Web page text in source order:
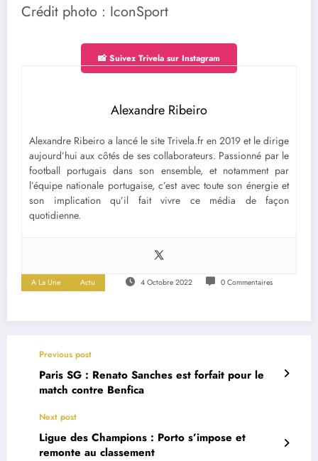
Crédit photo : IconSport
📸 Suivez Trivela sur Instagram
Alexandre Ribeiro
Alexandre Ribeiro a lancé le site Trivela.fr en 2019 et le dirige
aujourd’hui aux côtés de ses collaborateurs. Passionné par le
football portugais dans son ensemble, et notamment par
l’équipe nationale portugaise, c’est avec toute son énergie et
son implication qu’il fait vivre ce média de façon
quotidienne.
A La Une Actu 4 Octobre 2022 0 Commentaires
Previous post
Paris SG : Renato Sanches est forfait pour le
match contre Benfica
Next post
Ligue des Champions : Porto s’impose et
remonte au classement